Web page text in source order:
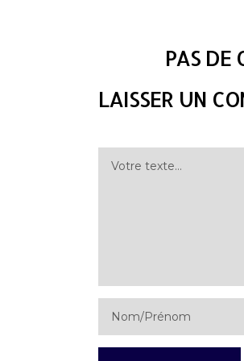
PAS DE
LAISSER UN